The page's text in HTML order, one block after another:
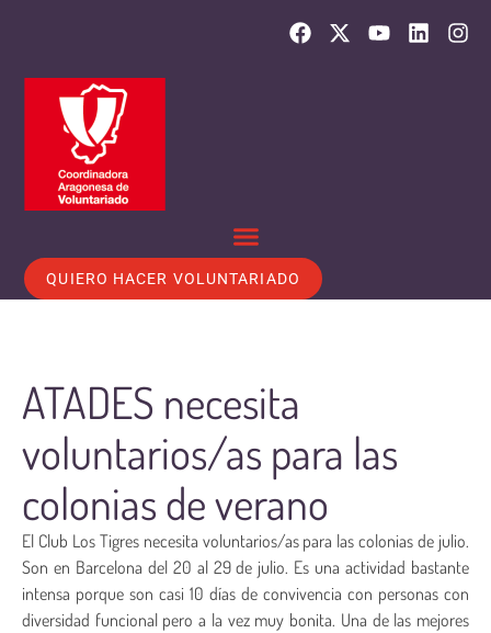
QUIERO HACER VOLUNTARIADO
ATADES necesita
voluntarios/as para las
colonias de verano
El Club Los Tigres necesita voluntarios/as para las colonias de julio.
Son en Barcelona del 20 al 29 de julio. Es una actividad bastante
intensa porque son casi 10 días de convivencia con personas con
diversidad funcional pero a la vez muy bonita. Una de las mejores